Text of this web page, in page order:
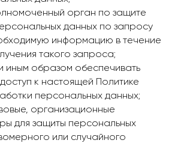
орган по защите
данных по запросу
информацию в течение
такого запроса;
иным образом обеспечивать
к настоящей Политике
персональных данных;
организационные
для защиты персональных
или случайного